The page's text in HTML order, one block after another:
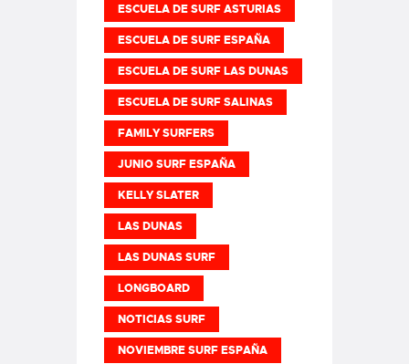
ESCUELA DE SURF ASTURIAS
ESCUELA DE SURF ESPAÑA
ESCUELA DE SURF LAS DUNAS
ESCUELA DE SURF SALINAS
FAMILY SURFERS
JUNIO SURF ESPAÑA
KELLY SLATER
LAS DUNAS
LAS DUNAS SURF
LONGBOARD
NOTICIAS SURF
NOVIEMBRE SURF ESPAÑA